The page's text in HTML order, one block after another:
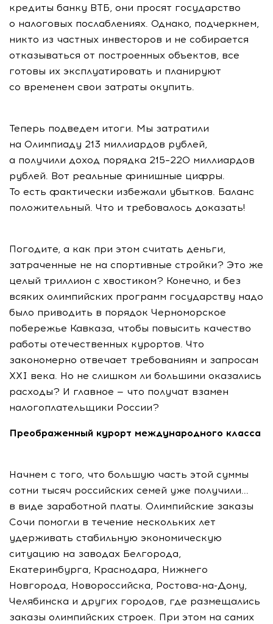
кредиты банку ВТБ, они просят государство
о налоговых послаблениях. Однако, подчеркнем,
никто из частных инвесторов и не собирается
отказываться от построенных объектов, все
готовы их эксплуатировать и планируют
со временем свои затраты окупить.
Теперь подведем итоги. Мы затратили
на Олимпиаду 213 миллиардов рублей,
а получили доход порядка 215–220 миллиардов
рублей. Вот реальные финишные цифры.
То есть фактически избежали убытков. Баланс
положительный. Что и требовалось доказать!
Погодите, а как при этом считать деньги,
затраченные не на спортивные стройки? Это же
целый триллион с хвостиком? Конечно, и без
всяких олимпийских программ государству надо
было приводить в порядок Черноморское
побережье Кавказа, чтобы повысить качество
работы отечественных курортов. Что
закономерно отвечает требованиям и запросам
XXI века. Но не слишком ли большими оказались
расходы? И главное — что получат взамен
налогоплательщики России?
Преображенный курорт международного класса
Начнем с того, что большую часть этой суммы
сотни тысяч российских семей уже получили...
в виде заработной платы. Олимпийские заказы
Сочи помогли в течение нескольких лет
удерживать стабильную экономическую
ситуацию на заводах Белгорода,
Екатеринбурга, Краснодара, Нижнего
Новгорода, Новороссийска, Ростова-на-Дону,
Челябинска и других городов, где размещались
заказы олимпийских строек. При этом на самих